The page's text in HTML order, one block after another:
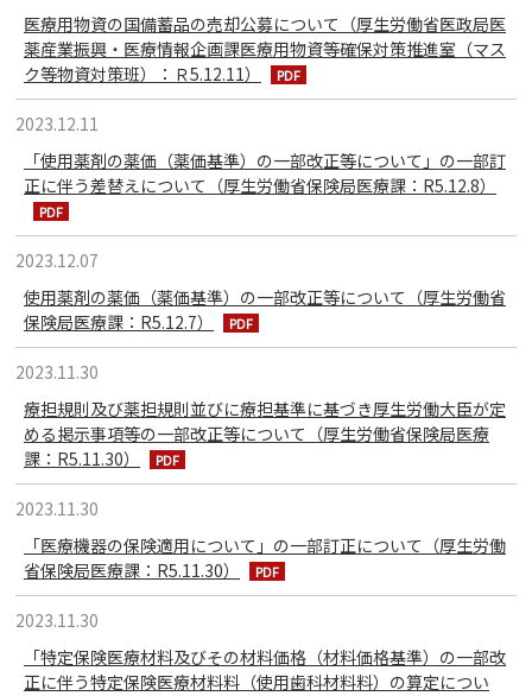
医療用物資の国備蓄品の売却公募について（厚生労働省医政局医
薬産業振興・医療情報企画課医療用物資等確保対策推進室（マス
ク等物資対策班）：Ｒ5.12.11）
2023.12.11
「使用薬剤の薬価（薬価基準）の一部改正等について」の一部訂
正に伴う差替えについて（厚生労働省保険局医療課：R5.12.8）
2023.12.07
使用薬剤の薬価（薬価基準）の一部改正等について（厚生労働省
保険局医療課：R5.12.7）
2023.11.30
療担規則及び薬担規則並びに療担基準に基づき厚生労働大臣が定
める掲示事項等の一部改正等について（厚生労働省保険局医療
課：R5.11.30）
2023.11.30
「医療機器の保険適用について」の一部訂正について（厚生労働
省保険局医療課：R5.11.30）
2023.11.30
「特定保険医療材料及びその材料価格（材料価格基準）の一部改
正に伴う特定保険医療材料料（使用歯科材料料）の算定につい